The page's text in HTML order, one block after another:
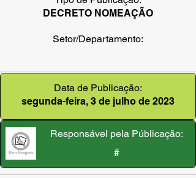
DECRETO NOMEAÇÃO
Setor/Departamento:
Data de Publicação:
segunda-feira, 3 de julho de 2023
Responsável pela Públicação:
#